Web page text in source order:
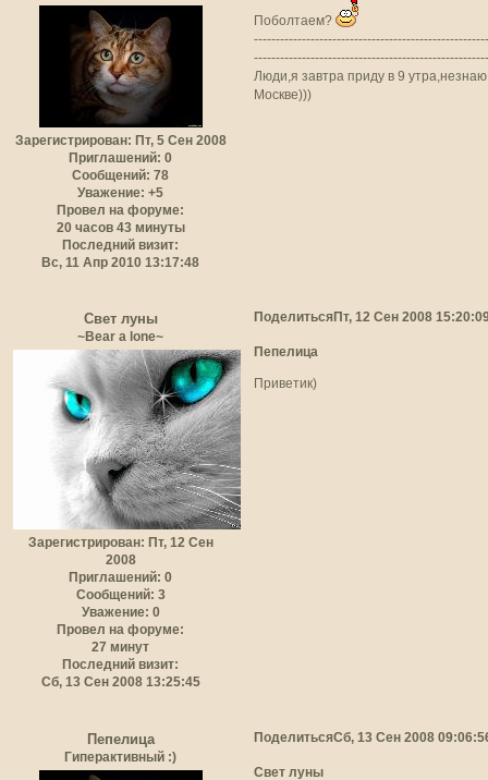
Зарегистрирован: Пт, 5 Сен 2008
Приглашений: 0
Сообщений: 78
Уважение: +5
Провел на форуме:
20 часов 43 минуты
Последний визит:
Вс, 11 Апр 2010 13:17:48
Поболтаем?
Люди,я завтра приду в 9
Москве)))
Поделиться Пт, 12 Сен 2008
Свет луны
~Bear a lone~
Зарегистрирован: Пт, 12 Сен
2008
Приглашений: 0
Сообщений: 3
Уважение: 0
Провел на форуме:
27 минут
Последний визит:
Сб, 13 Сен 2008 13:25:45
Пепелица
Приветик)
ПоделитьсяСб, 13 Сен 2008
Пепелица
Гиперактивный :)
Свет луны